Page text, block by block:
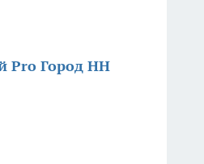
Pro Город НН